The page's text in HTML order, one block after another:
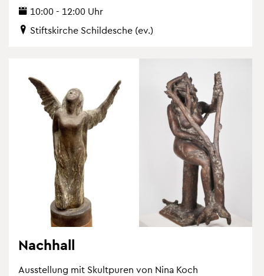
10:00 - 12:00 Uhr
Stifts­kir­che Schil­desche (ev.)
Nach­hall
Aus­stel­lung mit Skultpu­ren von Nina Koch